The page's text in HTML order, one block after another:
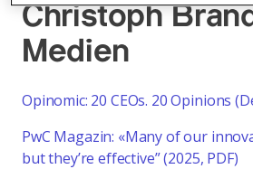
Christoph
Medien
Opinomic: 20 CEOs. 20 Opinions
PwC Magazin: «Many of our
but they’re effective” (2025, PDF)